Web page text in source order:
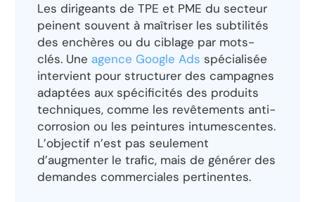
Les dirigeants de TPE et PME du secteur
peinent souvent à maîtriser les subtilités
des enchères ou du ciblage par mots-
clés. Une agence Google Ads spécialisée
intervient pour structurer des campagnes
adaptées aux spécificités des produits
techniques, comme les revêtements anti-
corrosion ou les peintures intumescentes.
L’objectif n’est pas seulement
d’augmenter le trafic, mais de générer des
demandes commerciales pertinentes.